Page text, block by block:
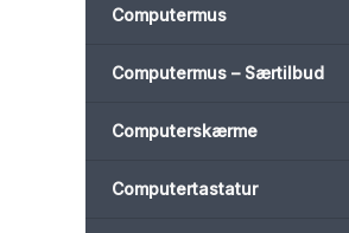
Computermus
Computermus – Særtilbud
Computerskærme
Computertastatur